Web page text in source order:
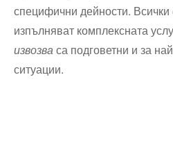
специфични дейности. Всички
изпълняват комплексната
извозваса подговетни и за
ситуации.